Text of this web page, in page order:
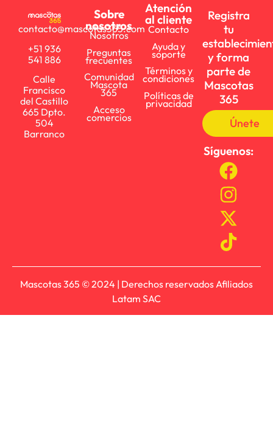
contacto@mascotas365.com
+51 936
541 886
Calle
Francisco
del Castillo
665 Dpto.
504
Barranco
Sobre
nosotros
Nosotros
Preguntas
frecuentes
Comunidad
Mascota
365
Acceso
comercios
Atención
al cliente
Contacto
Ayuda y
soporte
Términos y
condiciones
Políticas de
privacidad
Registra
tu
y forma
parte de
Mascotas
365
Únete
Síguenos:
Mascotas 365 © 2024 | Derechos reservados Afiliados
Latam SAC